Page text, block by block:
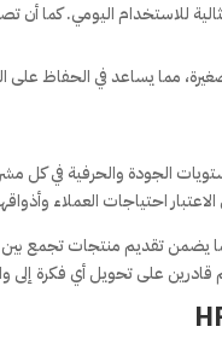
للاستخدام اليومي. كما
مما يساعد في الحفاظ على
الجودة والحرفية في كل
احتياجات العملاء
يضمن تقديم منتجات تجمع بين
قادرين على تحويل أي فكرة